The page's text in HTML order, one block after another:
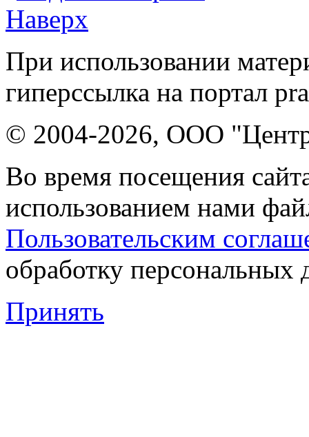
Наверх
При использовании
гиперссылка на портал
© 2004-2026, ООО "Центр
Во время посещения
использованием нами
Пользовательским
обработку персональных
Принять